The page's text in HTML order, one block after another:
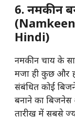
6. नमकीन
Hindi)
नमकीन चाय के
मजा ही कुछ और
संबंधित कोई
बनाने का
तारीख में सबसे